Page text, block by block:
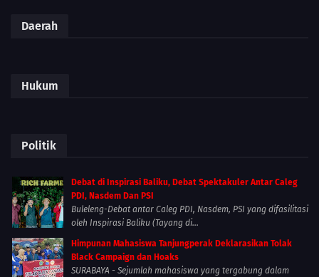
Daerah
Hukum
Politik
Debat di Inspirasi Baliku, Debat Spektakuler Antar Caleg
PDI, Nasdem Dan PSI
Buleleng-Debat antar Caleg PDI, Nasdem, PSI yang difasilitasi
oleh Inspirasi Baliku (Tayang di...
Himpunan Mahasiswa Tanjungperak Deklarasikan Tolak
Black Campaign dan Hoaks
SURABAYA - Sejumlah mahasiswa yang tergabung dalam